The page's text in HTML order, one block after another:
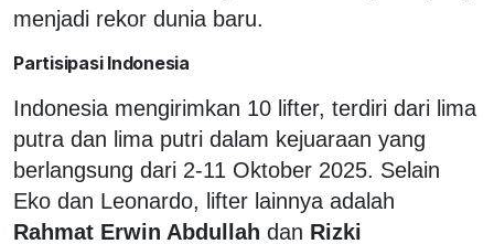
menjadi rekor dunia baru.
Partisipasi Indonesia
Indonesia mengirimkan 10 lifter, terdiri dari lima
putra dan lima putri dalam kejuaraan yang
berlangsung dari 2-11 Oktober 2025. Selain
Eko dan Leonardo, lifter lainnya adalah
Rahmat Erwin Abdullah dan Rizki